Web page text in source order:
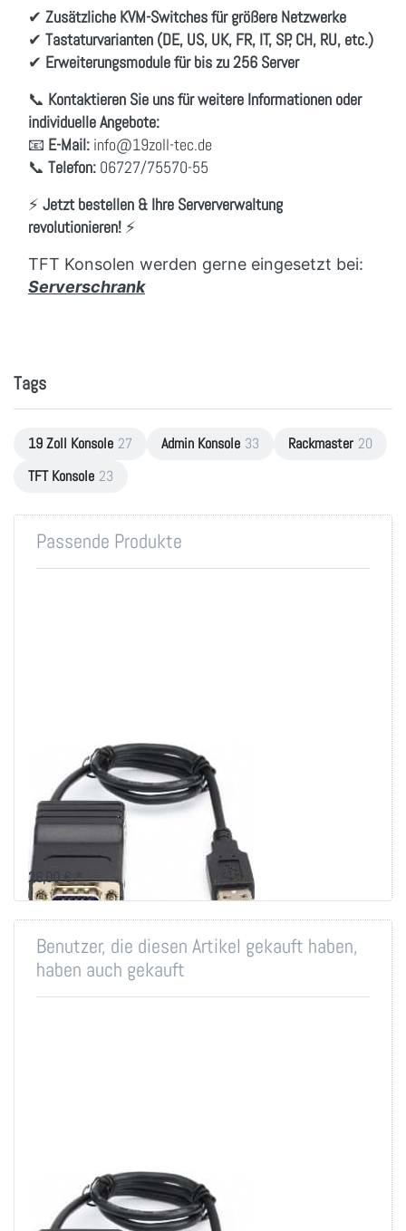
✔ Zusätzliche KVM-Switches für größere Netzwerke
✔ Tastaturvarianten (DE, US, UK, FR, IT, SP, CH, RU, etc.)
✔ Erweiterungsmodule für bis zu 256 Server
📞 Kontaktieren Sie uns für weitere Informationen oder
individuelle Angebote:
📧 E-Mail: info@19zoll-tec.de
📞 Telefon: 06727/75570-55
⚡ Jetzt bestellen & Ihre Serververwaltung
revolutionieren! ⚡
TFT Konsolen werden gerne eingesetzt bei:
Serverschrank
Tags
19 Zoll Konsole 27 Admin Konsole 33 Rackmaster 20
TFT Konsole 23
Passende Produkte
CAT5 KVM Dongle,
1xVGA und 1x USB
Connector
Dongle für AW-1916K5, Korat-
1716K5 und AW-1916IP
26,00 € *
Benutzer, die diesen Artikel gekauft haben,
haben auch gekauft
CAT5 KVM Dongle,
1xVGA und 1x USB